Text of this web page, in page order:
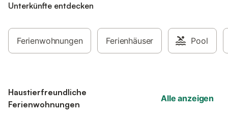
Unterkünfte entdecken
Ferienwohnungen Ferienhäuser Pool
Haustierfreundliche
Ferienwohnungen
Alle anzeigen